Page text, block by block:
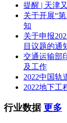
提醒 | 天津
关于开展“
知
关于申报
目议题的通
交通运输部
及工作
2022中国轨
2022地下工
行业数据更多